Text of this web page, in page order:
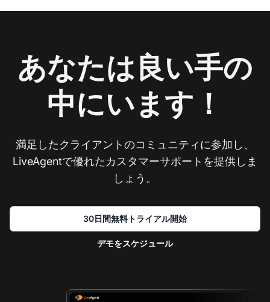
あなたは良い手の
中にいます！
満足したクライアントのコミュニティに参加し、
LiveAgentで優れたカスタマーサポートを提供しま
しょう。
30日間無料トライアル開始
デモをスケジュール